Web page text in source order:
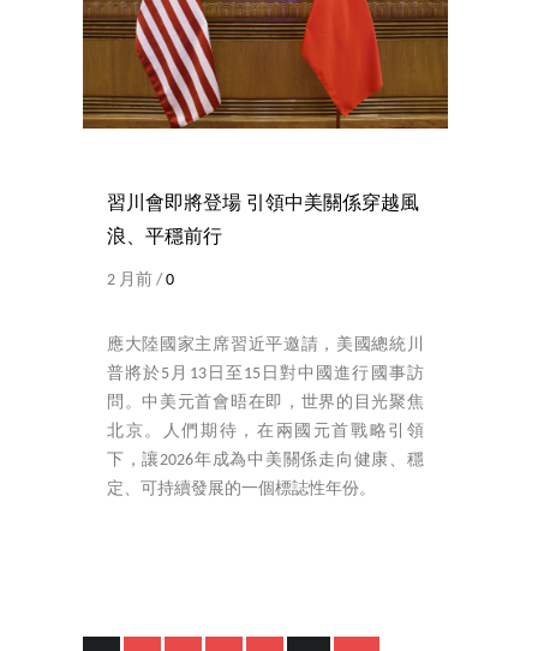
習川會即將登場 引領中美關係穿越風
浪、平穩前行
2 月前 / 0
應大陸國家主席習近平邀請，美國總統川
普將於5月13日至15日對中國進行國事訪
問。中美元首會晤在即，世界的目光聚焦
北京。人們期待，在兩國元首戰略引領
下，讓2026年成為中美關係走向健康、穩
定、可持續發展的一個標誌性年份。